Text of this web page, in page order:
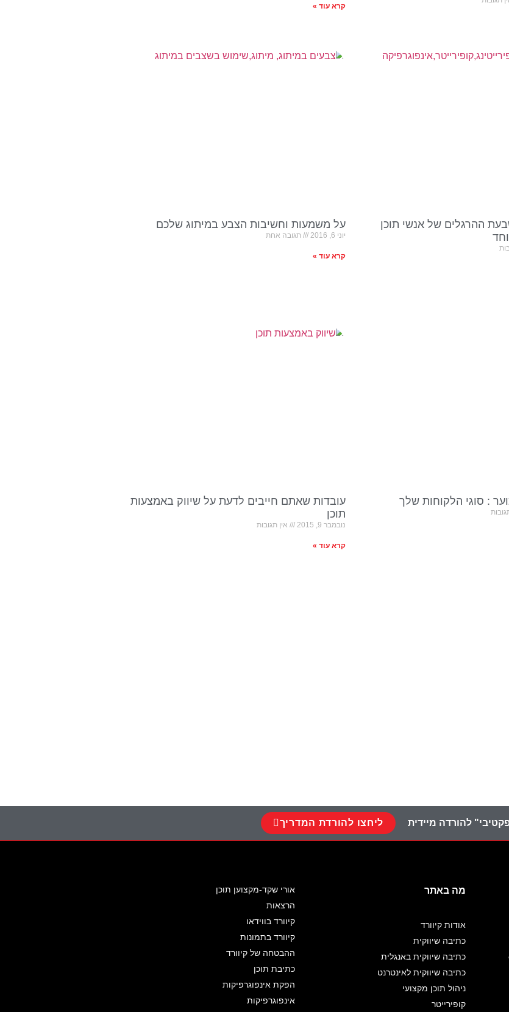
קרא עוד »
ההרגלים של אנשי תוכן
על משמעות וחשיבות הצבע במיתוג שלכם
יוני 6, 2016 תגובה אחת
קרא עוד »
: סוגי הלקוחות שלך
עובדות שאתם חייבים לדעת על שיווק באמצעות
תוכן
נובמבר 9, 2015 אין תגובות
קרא עוד »
להורדה מיידית ליחצו להורדת המדריך
מה באתר
אודות קיוורד
כתיבה שיווקית
כתיבה שיווקית באנגלית
כתיבה שיווקית לאינטרנט
ניהול תוכן מקצועי
קופירייטר
אורי שקד-מקצוען תוכן
הרצאות
קיוורד בווידאו
קיוורד בתמונות
ההבטחה של קיוורד
כתיבת תוכן
הפקת אינפוגרפיקות
אינפוגרפיקות